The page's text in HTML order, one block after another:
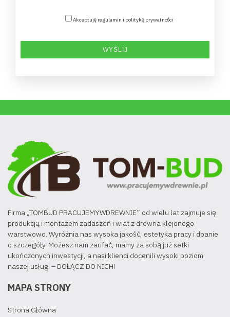
Akceptuję regulamin i politykę prywatności
Firma „TOMBUD PRACUJEMYWDREWNIE” od wielu lat zajmuje się
produkcją i montażem zadaszeń i wiat z drewna klejonego
warstwowo. Wyróżnia nas wysoka jakość, estetyka pracy i dbanie
o szczegóły. Możesz nam zaufać, mamy za sobą już setki
ukończonych inwestycji, a nasi klienci docenili wysoki poziom
naszej usługi – DOŁĄCZ DO NICH!
MAPA STRONY
Strona Główna